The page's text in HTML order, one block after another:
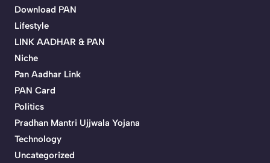
Download PAN
Lifestyle
LINK AADHAR & PAN
Niche
Pan Aadhar Link
PAN Card
Politics
Pradhan Mantri Ujjwala Yojana
Technology
Uncategorized